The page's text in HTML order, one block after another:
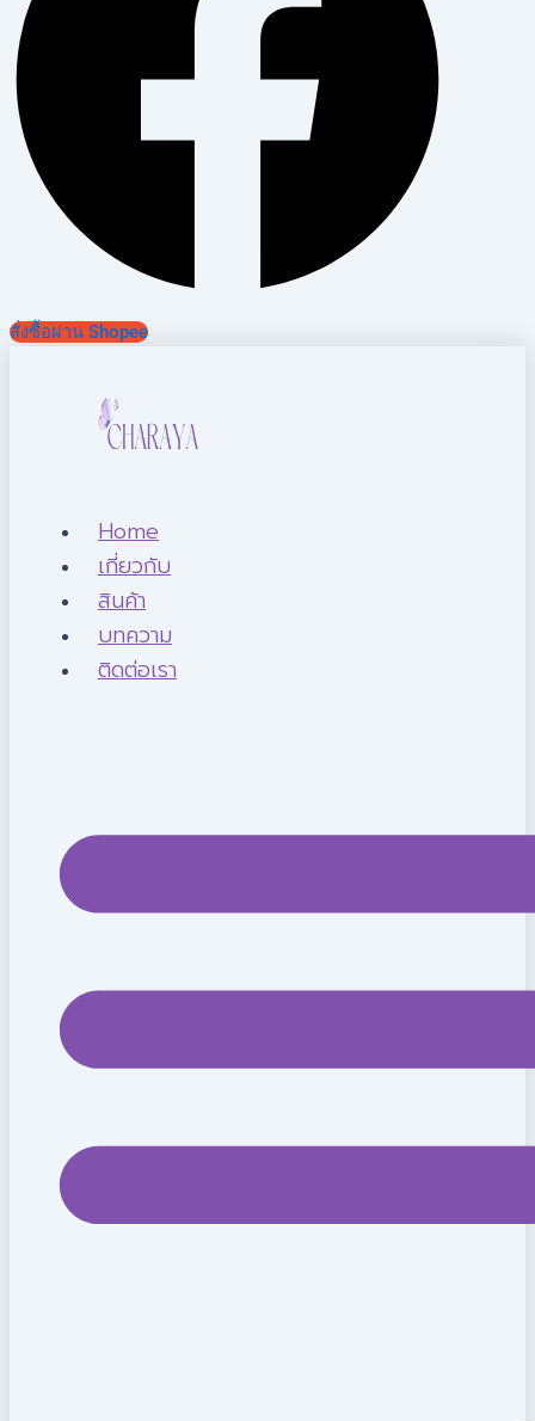
สั่งซื้อผ่าน Shopee
Home
เกี่ยวกับ
สินค้า
บทความ
ติดต่อเรา